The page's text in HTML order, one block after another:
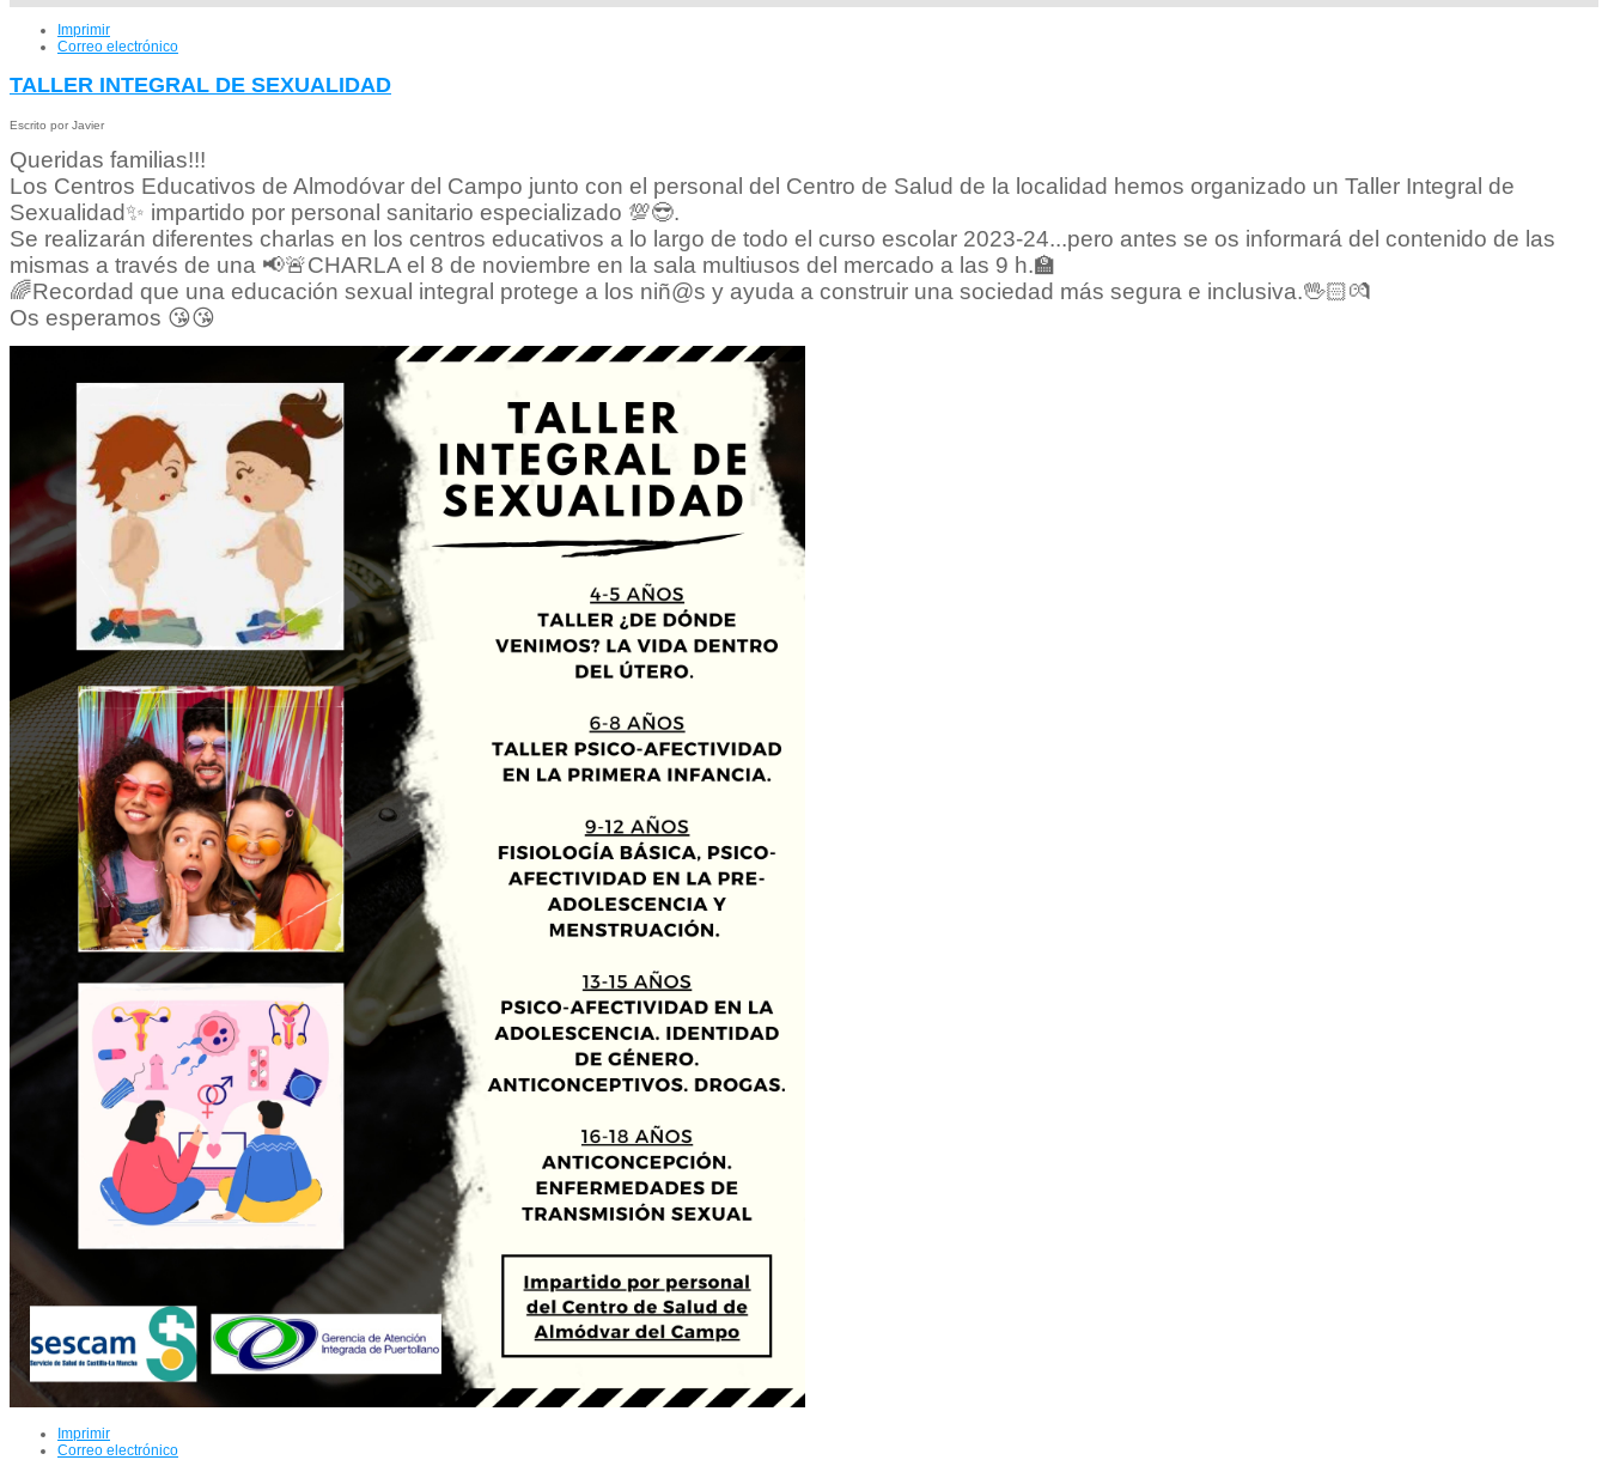
Imprimir
Correo electrónico
TALLER INTEGRAL DE SEXUALIDAD
Escrito por Javier
Queridas familias!!!
Los Centros Educativos de Almodóvar del Campo junto con el personal del Centro de Salud de la localidad hemos organizado un Taller Integral de
Sexualidad✨ impartido por personal sanitario especializado 💯😎.
Se realizarán diferentes charlas en los centros educativos a lo largo de todo el curso escolar 2023-24...pero antes se os informará del contenido de las
mismas a través de una 📢🚨CHARLA el 8 de noviembre en la sala multiusos del mercado a las 9 h.🏫
🌈Recordad que una educación sexual integral protege a los niñ@s y ayuda a construir una sociedad más segura e inclusiva.🖖🏻💏
Os esperamos 😘😘
Imprimir
Correo electrónico